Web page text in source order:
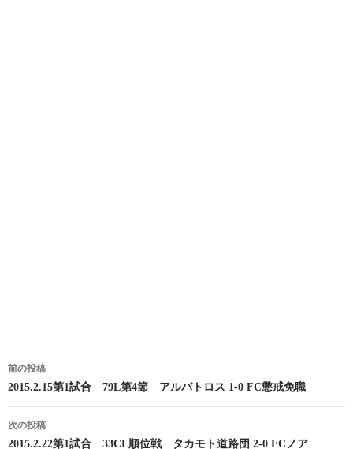
投
稿
ナ
前の投稿
2015.2.15第1試合 79L第4節 アルバトロス 1-0 FC懲戒免職
次の投稿
2015.2.22第1試合 33CL順位戦 タカモト道路団 2-0 FCノア